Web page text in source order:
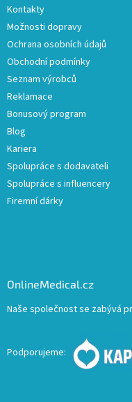
Kontakty
Možnosti dopravy
Ochrana osobních údajů
Obchodní podmínky
Seznam výrobců
Reklamace
Bonusový program
Blog
Kariera
Spolupráce s dodavateli
Spolupráce s influencery
Firemní dárky
OnlineMedical.cz
Naše společnost se zabývá
Podporujeme: